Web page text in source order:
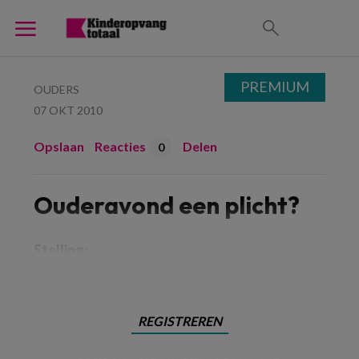
OUDERS
07 OKT 2010
Opslaan Reacties 0 Delen
Ouderavond een plicht?
REGISTREREN
PREMIUM